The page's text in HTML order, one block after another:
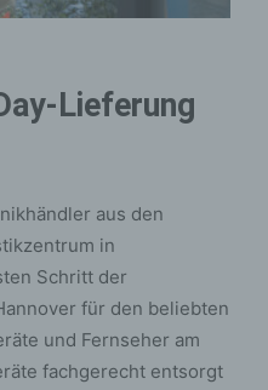
Lieferung
aus den
in
Schritt der
für den beliebten
und Fernseher am
fachgerecht entsorgt